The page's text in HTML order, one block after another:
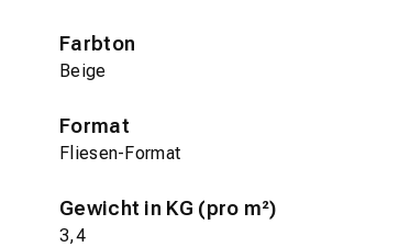
Farbton
Beige
Format
Fliesen-Format
Gewicht in KG (pro m²)
3,4